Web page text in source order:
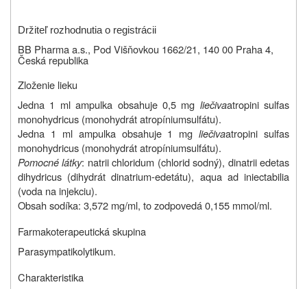
Držiteľ rozhodnutia o registrácii
BB Pharma a.s., Pod Višňovkou 1662/21, 140 00 Praha 4,
Česká republika
Zloženie lieku
Jedna 1 ml ampulka obsahuje 0,5 mg liečivaatropini sulfas
monohydricus (monohydrát atropíniumsulfátu).
Jedna 1 ml ampulka obsahuje 1 mg liečivaatropini sulfas
monohydricus (monohydrát atropíniumsulfátu).
Pomocné látky: natrii chloridum (chlorid sodný), dinatrii edetas
dihydricus (dihydrát dinatrium-edetátu), aqua ad iniectabilia
(voda na injekciu).
Obsah sodíka: 3,572 mg/ml, to zodpovedá 0,155 mmol/ml.
Farmakoterapeutická skupina
Parasympatikolytikum.
Charakteristika